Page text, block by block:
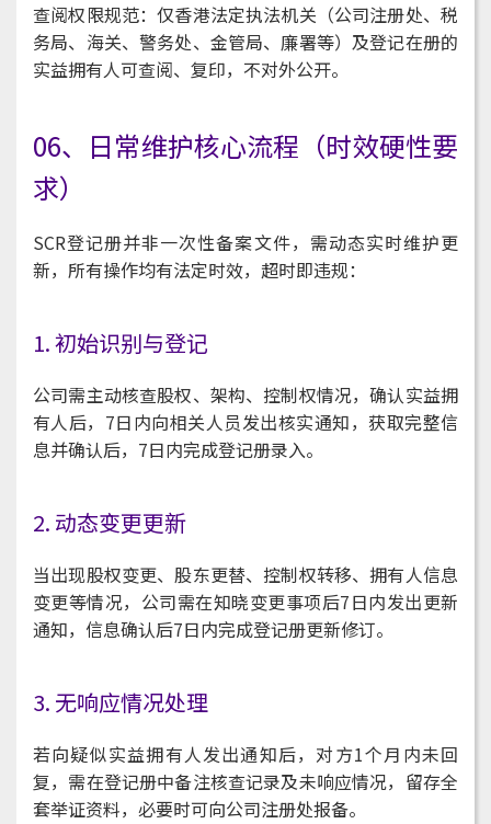
查阅权限规范：仅香港法定执法机关（公司注册处、税
务局、海关、警务处、金管局、廉署等）及登记在册的
实益拥有人可查阅、复印，不对外公开。
06、日常维护核心流程（时效硬性要
求）
SCR登记册并非一次性备案文件，需动态实时维护更
新，所有操作均有法定时效，超时即违规：
1. 初始识别与登记
公司需主动核查股权、架构、控制权情况，确认实益拥
有人后，7日内向相关人员发出核实通知，获取完整信
息并确认后，7日内完成登记册录入。
2. 动态变更更新
当出现股权变更、股东更替、控制权转移、拥有人信息
变更等情况，公司需在知晓变更事项后7日内发出更新
通知，信息确认后7日内完成登记册更新修订。
3. 无响应情况处理
若向疑似实益拥有人发出通知后，对方1个月内未回
复，需在登记册中备注核查记录及未响应情况，留存全
套举证资料，必要时可向公司注册处报备。